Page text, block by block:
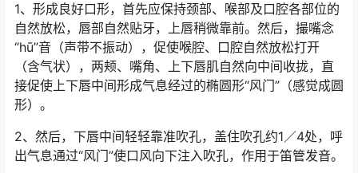
1、形成良好口形，首先应保持颈部、喉部及口腔各部位的
自然放松，唇部自然贴牙，上唇稍微靠前。然后，撮嘴念
“hū”音（声带不振动），促使喉腔、口腔自然放松打开
（含气状），两颊、嘴角、上下唇肌自然向中间收拢，直
接促使上下唇中间形成气息经过的椭圆形“风门”（感觉成圆
形）。
2、然后，下唇中间轻轻靠准吹孔，盖住吹孔约1／4处，呼
出气息通过“风门”使口风向下注入吹孔，作用于笛管发音。